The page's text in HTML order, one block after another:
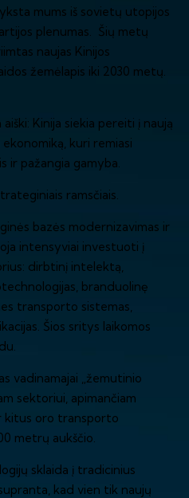
mums iš sovietų utopijos
plenumas. Šių metų
naujas Kinijos
žemėlapis iki 2030 metų.
Kinija siekia pereiti į naują
kuri remiasi
ir pažangia gamyba.
ramsčiais.
bazės modernizavimas ir
intensyviai investuoti į
dirbtinį intelektą,
branduolinę
transporto sistemas,
Šios sritys laikomos
vadinamajai „žemutinio
sektoriui, apimančiam
kitus oro transporto
metrų aukščio.
sklaida į tradicinius
kad vien tik naujų